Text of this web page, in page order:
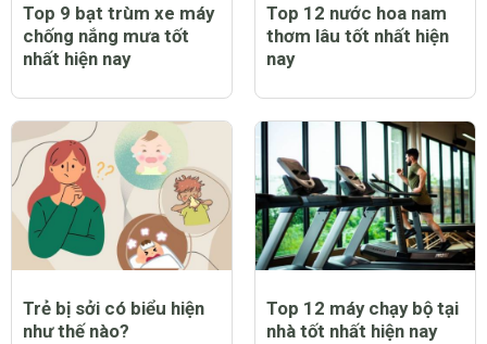
Top 9 bạt trùm xe máy
chống nắng mưa tốt
nhất hiện nay
Top 12 nước hoa nam
thơm lâu tốt nhất hiện
nay
Trẻ bị sởi có biểu hiện
như thế nào?
Top 12 máy chạy bộ tại
nhà tốt nhất hiện nay